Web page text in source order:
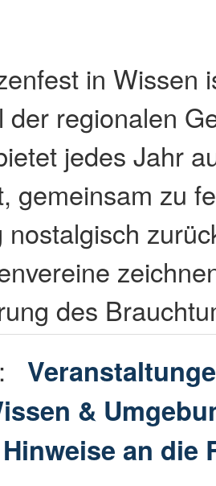
in Wissen
der regionalen
jedes Jahr
gemeinsam zu
nostalgisch
des
&
Hinweise an die